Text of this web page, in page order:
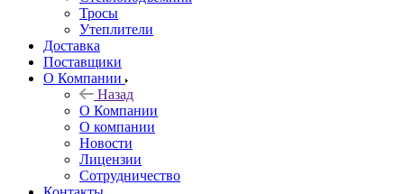
Тросы
Утеплители
Доставка
Поставщики
О Компании
Назад
О Компании
О компании
Новости
Лицензии
Сотрудничество